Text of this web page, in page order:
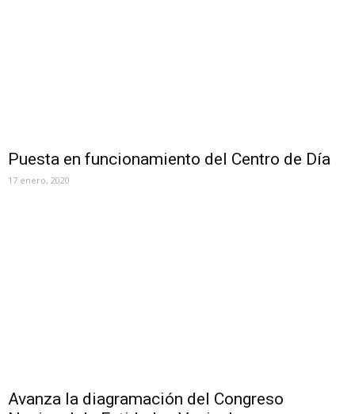
Puesta en funcionamiento del Centro de Día
17 enero, 2020
Avanza la diagramación del Congreso